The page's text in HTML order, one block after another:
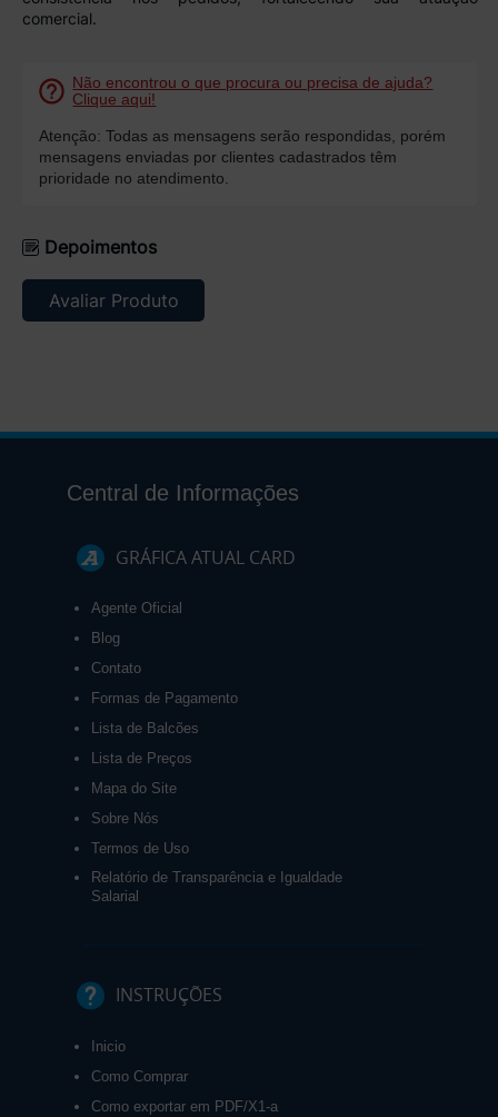
comercial.
Não encontrou o que procura ou precisa de ajuda?
Clique aqui!
Atenção: Todas as mensagens serão respondidas, porém
mensagens enviadas por clientes cadastrados têm
prioridade no atendimento.
Depoimentos
Avaliar Produto
Central de Informações
GRÁFICA ATUAL CARD
Agente Oficial
Blog
Contato
Formas de Pagamento
Lista de Balcões
Lista de Preços
Mapa do Site
Sobre Nós
Termos de Uso
Relatório de Transparência e Igualdade
Salarial
INSTRUÇÕES
Inicio
Como Comprar
Como exportar em PDF/X1-a